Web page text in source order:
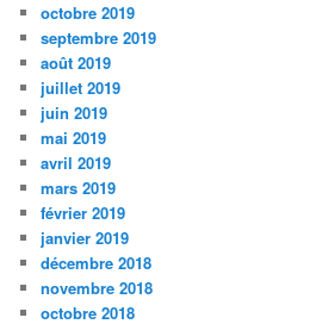
octobre 2019
septembre 2019
août 2019
juillet 2019
juin 2019
mai 2019
avril 2019
mars 2019
février 2019
janvier 2019
décembre 2018
novembre 2018
octobre 2018